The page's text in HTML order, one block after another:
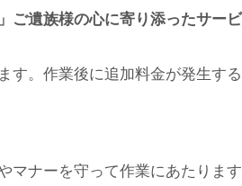
ご遺族様の心に寄り添ったサー
す。作業後に追加料金が発生す
ナーを守って作業にあたります